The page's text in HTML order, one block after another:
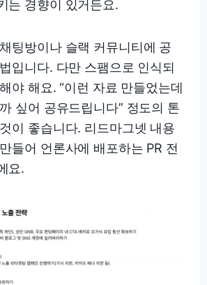
는 경향이 있거든요.
팅방이나 슬랙 커뮤니티에 공
입니다. 다만 스팸으로 인식되
야 해요. “이런 자료 만들었는데
싶어 공유드립니다” 정도의 톤
이 좋습니다. 리드마그넷 내용
들어 언론사에 배포하는 PR 전
요.